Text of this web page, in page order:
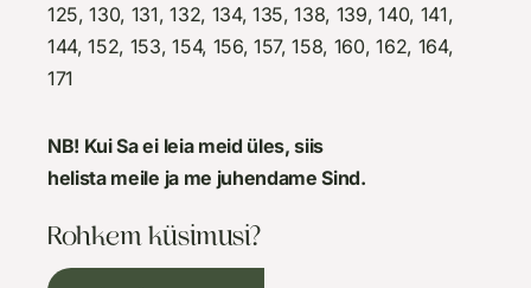
125, 130, 131, 132, 134, 135, 138, 139, 140, 141,
144, 152, 153, 154, 156, 157, 158, 160, 162, 164,
171
NB! Kui Sa ei leia meid üles, siis
helista meile ja me juhendame Sind.
Rohkem küsimusi?